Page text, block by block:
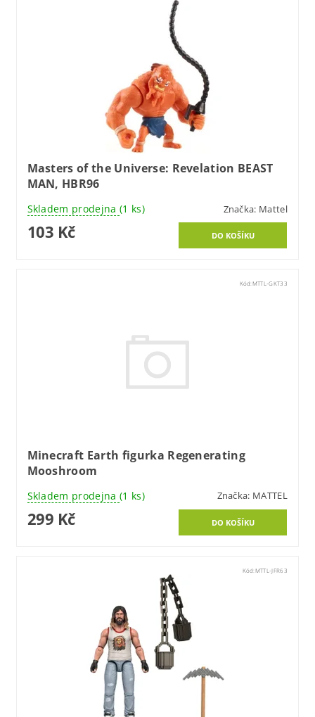
Masters of the Universe: Revelation BEAST
MAN, HBR96
Skladem prodejna (1 ks) Značka: Mattel
103 Kč
Kód: MTTL-GKT33
Minecraft Earth figurka Regenerating
Mooshroom
Skladem prodejna (1 ks) Značka: MATTEL
299 Kč
Kód: MTTL-JFR63